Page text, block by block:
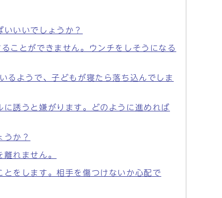
いいでしょうか？
ことができません。ウンチをしそうになる
るようで、子どもが寝たら落ち込んでしま
誘うと嫌がります。どのように進めれば
か？
れません。
をします。相手を傷つけないか心配で